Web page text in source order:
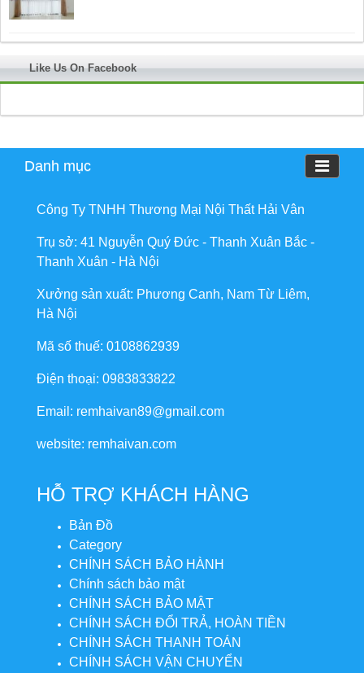
Like Us On Facebook
Danh mục
Công Ty TNHH Thương Mại Nội Thất Hải Vân
Trụ sở: 41 Nguyễn Quý Đức - Thanh Xuân Bắc -
Thanh Xuân - Hà Nội
Xưởng sản xuất: Phương Canh, Nam Từ Liêm,
Hà Nội
Mã số thuế: 0108862939
Điện thoại: 0983833822
Email: remhaivan89@gmail.com
website: remhaivan.com
HỖ TRỢ KHÁCH HÀNG
Bản Đồ
Category
CHÍNH SÁCH BẢO HÀNH
Chính sách bảo mật
CHÍNH SÁCH BẢO MẬT
CHÍNH SÁCH ĐỔI TRẢ, HOÀN TIỀN
CHÍNH SÁCH THANH TOÁN
CHÍNH SÁCH VẬN CHUYỂN